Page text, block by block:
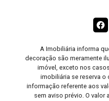
A Imobiliária informa
decoração são meramente
imóvel, exceto nos
imobiliária se reserva o
informação referente aos
sem aviso prévio. O